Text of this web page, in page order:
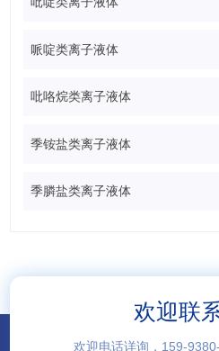
哌啶类离子液体
吡咯烷类离子液体
季铵盐类离子液体
季膦盐类离子液体
欢迎联
欢迎电话详询，159-